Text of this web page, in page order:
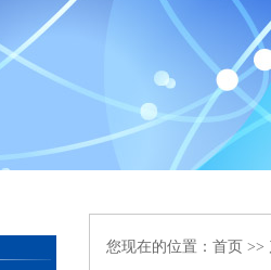
您现在的位置： 首页 >>